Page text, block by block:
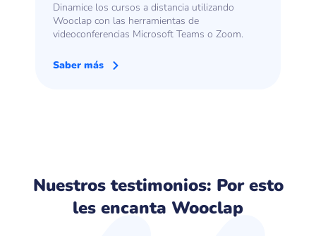
Dinamice los cursos a distancia utilizando
Wooclap con las herramientas de
videoconferencias Microsoft Teams o Zoom.
Saber más
Nuestros testimonios: Por esto
les encanta Wooclap